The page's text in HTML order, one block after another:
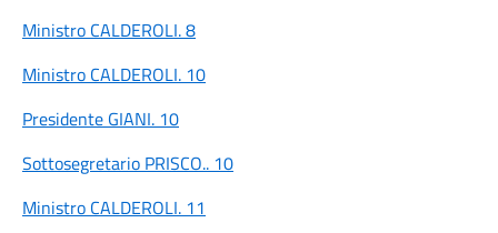
Ministro CALDEROLI. 8
Ministro CALDEROLI. 10
Presidente GIANI. 10
Sottosegretario PRISCO.. 10
Ministro CALDEROLI. 11